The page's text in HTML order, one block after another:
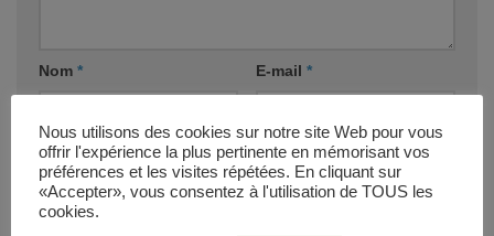
Nom * E-mail *
Site web
Nous utilisons des cookies sur notre site Web pour vous
offrir l'expérience la plus pertinente en mémorisant vos
préférences et les visites répétées. En cliquant sur
«Accepter», vous consentez à l'utilisation de TOUS les
cookies.